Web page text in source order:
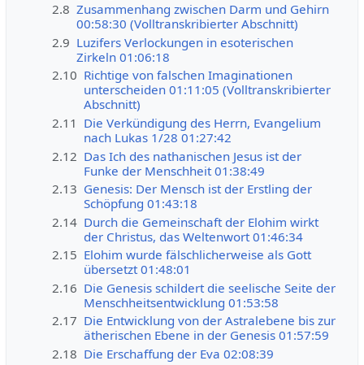
2.8 Zusammenhang zwischen Darm und Gehirn
00:58:30 (Volltranskribierter Abschnitt)
2.9 Luzifers Verlockungen in esoterischen
Zirkeln 01:06:18
2.10 Richtige von falschen Imaginationen
unterscheiden 01:11:05 (Volltranskribierter
Abschnitt)
2.11 Die Verkündigung des Herrn, Evangelium
nach Lukas 1/28 01:27:42
2.12 Das Ich des nathanischen Jesus ist der
Funke der Menschheit 01:38:49
2.13 Genesis: Der Mensch ist der Erstling der
Schöpfung 01:43:18
2.14 Durch die Gemeinschaft der Elohim wirkt
der Christus, das Weltenwort 01:46:34
2.15 Elohim wurde fälschlicherweise als Gott
übersetzt 01:48:01
2.16 Die Genesis schildert die seelische Seite der
Menschheitsentwicklung 01:53:58
2.17 Die Entwicklung von der Astralebene bis zur
ätherischen Ebene in der Genesis 01:57:59
2.18 Die Erschaffung der Eva 02:08:39